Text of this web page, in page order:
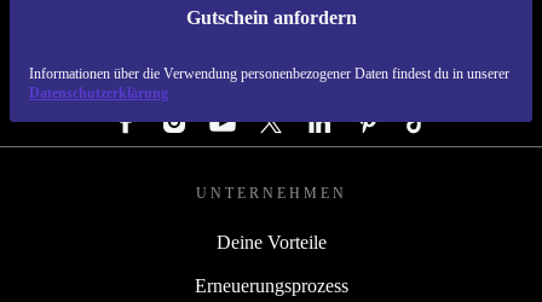
Gutschein anfordern
Informationen über die Verwendung personenbezogener Daten findest du in unserer
Datenschutzerklärung
REFURBED DEUTSCHLAND - RETHINK NEW.
FOLGE UNS
UNTERNEHMEN
Deine Vorteile
Erneuerungsprozess